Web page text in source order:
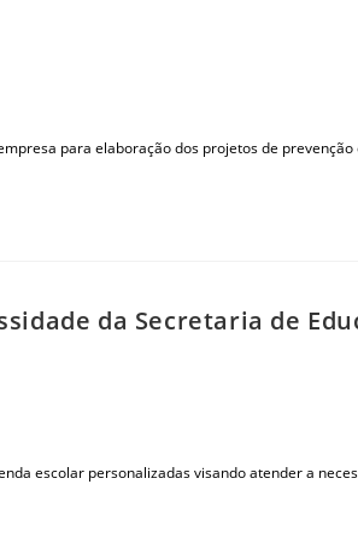
para elaboração dos projetos de
da Secretaria de
escolar personalizadas visando atender a